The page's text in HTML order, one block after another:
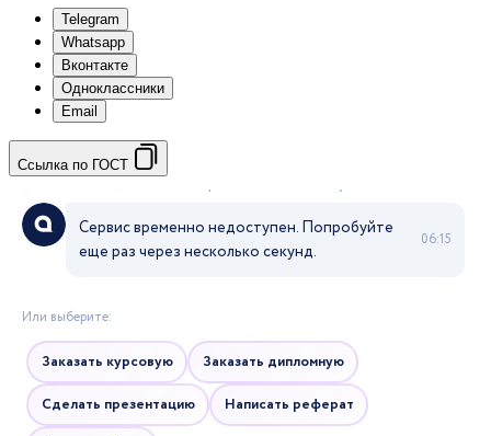
Telegram
Whatsapp
Вконтакте
Одноклассники
Email
Ссылка по ГОСТ